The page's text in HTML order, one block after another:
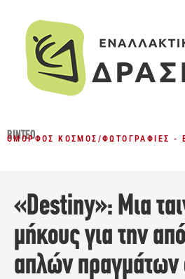
ΒΊΝΤΕΟ
ΌΜΟΡΦΟΣ ΚΌΣΜΟΣ /ΦΩΤΟΓΡΑΦΊΕΣ -
«Destiny»: Μια
μήκους για την
απλών πραγμάτων